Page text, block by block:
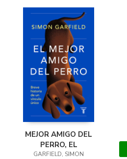
MEJOR AMIGO DEL
PERRO, EL
GARFIELD, SIMON